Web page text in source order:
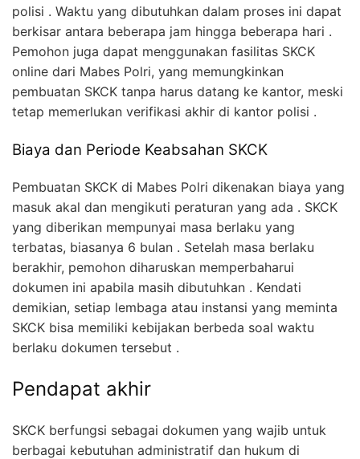
polisi . Waktu yang dibutuhkan dalam proses ini dapat
berkisar antara beberapa jam hingga beberapa hari .
Pemohon juga dapat menggunakan fasilitas SKCK
online dari Mabes Polri, yang memungkinkan
pembuatan SKCK tanpa harus datang ke kantor, meski
tetap memerlukan verifikasi akhir di kantor polisi .
Biaya dan Periode Keabsahan SKCK
Pembuatan SKCK di Mabes Polri dikenakan biaya yang
masuk akal dan mengikuti peraturan yang ada . SKCK
yang diberikan mempunyai masa berlaku yang
terbatas, biasanya 6 bulan . Setelah masa berlaku
berakhir, pemohon diharuskan memperbaharui
dokumen ini apabila masih dibutuhkan . Kendati
demikian, setiap lembaga atau instansi yang meminta
SKCK bisa memiliki kebijakan berbeda soal waktu
berlaku dokumen tersebut .
Pendapat akhir
SKCK berfungsi sebagai dokumen yang wajib untuk
berbagai kebutuhan administratif dan hukum di